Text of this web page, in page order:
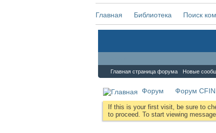
Главная Библиотека Поиск
Главная страница форума Новые
Форум Форум
If this is your first visit, be sure to
to proceed. To start viewing